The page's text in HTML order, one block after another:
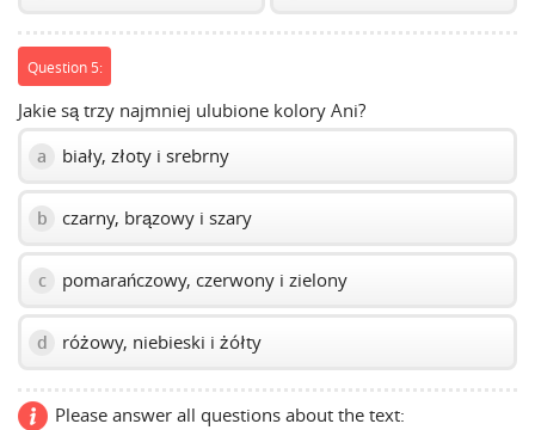
Question 5:
Jakie są trzy najmniej ulubione kolory Ani?
a biały, złoty i srebrny
b czarny, brązowy i szary
c pomarańczowy, czerwony i zielony
d różowy, niebieski i żółty
Please answer all questions about the text: